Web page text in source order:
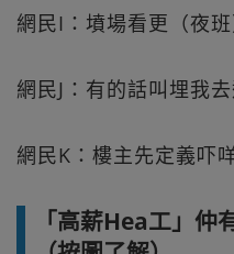
網民I：墳場看更（夜班
網民J：有的話叫埋我
網民K：樓主先定義吓
「高薪Hea工」仲